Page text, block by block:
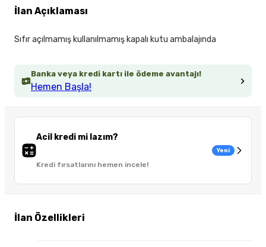
Banka veya kredi kartı ile ödeme avantajı!
Hemen Başla!
Acil kredi mi lazım?
Kredi fırsatlarını hemen incele!
Yeni
İlan Özellikleri
İlan Açıklaması
Sıfır açılmamış kullanılmamış kapalı kutu ambalajında